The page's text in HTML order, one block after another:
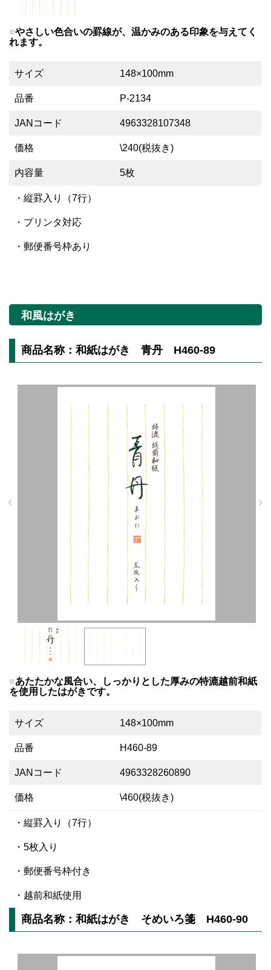
やさしい色合いの罫線が、温かみのある印象を与えてく
れます。
サイズ 148×100mm
品番 P-2134
JANコード 4963328107348
価格 \240(税抜き)
内容量 5枚
・縦罫入り（7行）
・プリンタ対応
・郵便番号枠あり
和風はがき
商品名称：和紙はがき 青丹 H460-89
あたたかな風合い、しっかりとした厚みの特漉越前和紙
を使用したはがきです。
サイズ 148×100mm
品番 H460-89
JANコード 4963328260890
価格 \460(税抜き)
・縦罫入り（7行）
・5枚入り
・郵便番号枠付き
・越前和紙使用
商品名称：和紙はがき そめいろ箋 H460-90